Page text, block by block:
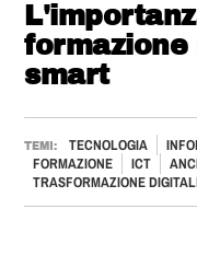
smart
TEMI: TECNOLOGIA
FORMAZIONE
ICT
TRASFORMAZIONE